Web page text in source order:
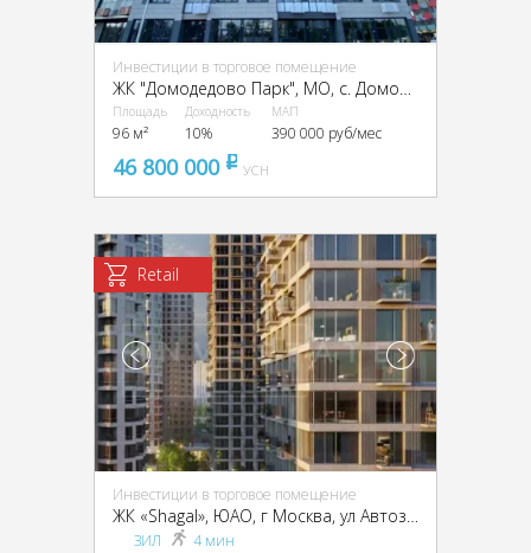
Инвестиции в торговое помещение
Площадь
96 м²
Доходность
10%
МАП
390 000 руб/мес
46 800 000 pуб
УСН
Retail
Инвестиции в торговое помещение
ЖК «Shagal», ЮАО, г Москва, ул Автозаводская, д 23 стр 66
ЗИЛ 4 мин